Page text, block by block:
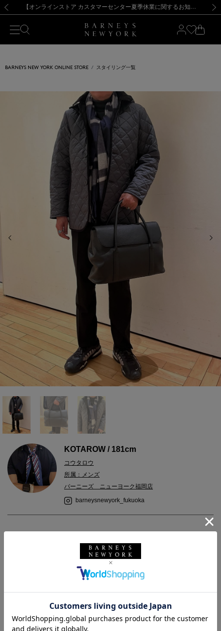
新規登録のお客様も対象！＜MY BARNEYS＞会員のお客様は11,000円（税込）以上のお買上げで常時送料無料！お買い物の際は会員登録を！
【夏季休業に伴う出荷一時停止のお知らせ】(2026.8.7) 【オンラインストア カスタマーセンター夏季休業に関するお知らせ】（2026.8.7）
【夏季休業に伴う返品・交換承り一時停止のお知らせ】（2026.8.5）
熊本県を中心とした地震の影響によるお荷物のお届けについて
【開催中】SUMMER SALEのご案内・ご注意事項 新規登録のお客様も対象！＜MY BARNEYS＞会員のお客様は11,000円（税込）以上のお買上げで常時送料無料！お買い物の際は会員登録を！
【夏季休業に伴う出荷一時停止のお知らせ】(2026.8.7)
BARNEYS NEW YORK ONLINE STORE スタイリング一覧
KOTAROW / 181cm
コウタロウ
所属：メンズ
バーニーズ ニューヨーク福岡店
barneysnewyork_fukuoka
カジュアルなコートでまとめてみました。
スカーフをポイントに使ってます。
ビジネスシーンでもスマートにお使いいただけるフラップブリー
フです。